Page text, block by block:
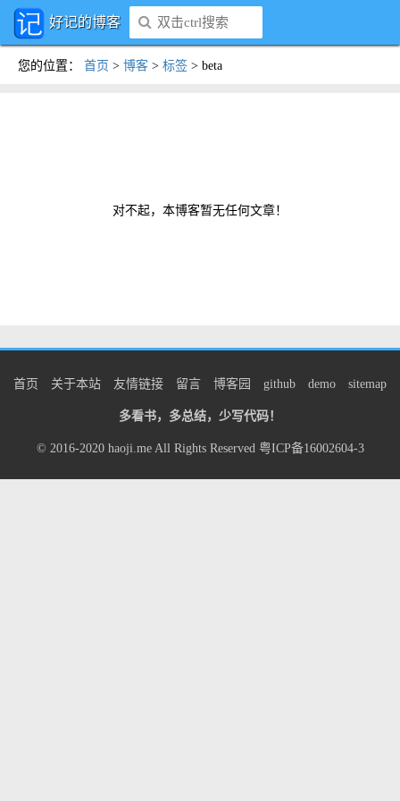
好记的博客
您的位置 ： 首页 > 博客 > 标签 > beta
对不起，本博客暂无任何文章！
首页 关于本站 友情链接 留言 博客园 github demo sitemap
多看书，多总结，少写代码！
© 2016-2020 haoji.meAll Rights Reserved 粤ICP备16002604-3